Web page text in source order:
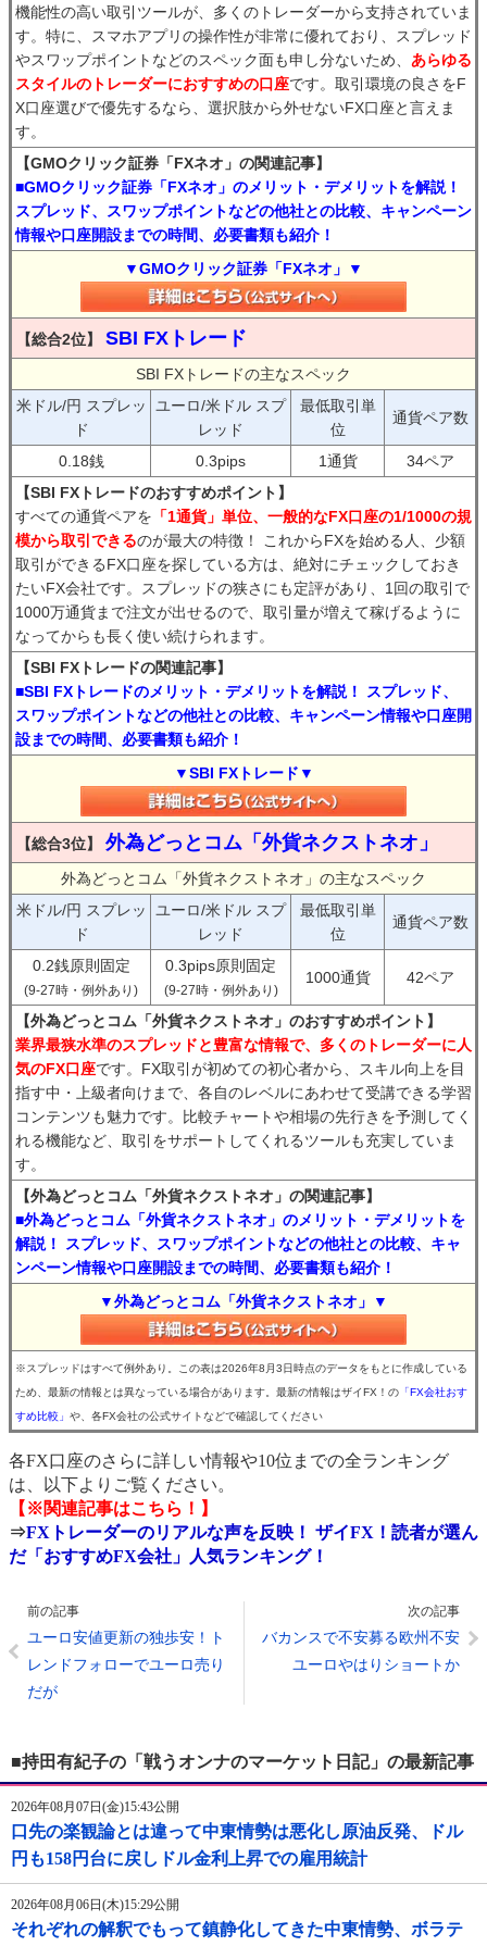
機能性の高い取引ツールが、多くのトレーダーから支持されていま
す。特に、スマホアプリの操作性が非常に優れており、スプレッド
やスワップポイントなどのスペック面も申し分ないため、 あらゆる
スタイルのトレーダーにおすすめの口座です。取引環境の良さをF
X口座選びで優先するなら、選択肢から外せないFX口座と言えま
す。
【GMOクリック証券「FXネオ」の関連記事】
■GMOクリック証券「FXネオ」のメリット・デメリットを解説！
スプレッド、スワップポイントなどの他社との比較、キャンペーン
情報や口座開設までの時間、必要書類も紹介！
▼GMOクリック証券「FXネオ」▼
【総合2位】 SBI FXトレード
SBI FXトレードの主なスペック
米ドル/円 スプレッ
ド
ユーロ/米ドル スプ
レッド
最低取引単
位
通貨ペア数
0.18銭 0.3pips 1通貨
34ペア
【SBI FXトレードのおすすめポイント】
すべての通貨ペアを 「1通貨」単位、一般的なFX口座の1/1000の規
模から取引できるのが最大の特徴！ これからFXを始める人、少額
取引ができるFX口座を探している方は、絶対にチェックしておき
たいFX会社です。スプレッドの狭さにも定評があり、1回の取引で
1000万通貨まで注文が出せるので、取引量が増えて稼げるように
なってからも長く使い続けられます。
【SBI FXトレードの関連記事】
■SBI FXトレードのメリット・デメリットを解説！ スプレッド、
スワップポイントなどの他社との比較、キャンペーン情報や口座開
設までの時間、必要書類も紹介！
▼SBI FXトレード▼
【総合3位】 外為どっとコム「外貨ネクストネオ」
外為どっとコム「外貨ネクストネオ」の主なスペック
米ドル/円 スプレッ
ド
ユーロ/米ドル スプ
レッド
最低取引単
位
通貨ペア数
0.2銭原則固定
(9-27時・例外あり)
0.3pips原則固定
(9-27時・例外あり)
1000通貨 42ペア
【外為どっとコム「外貨ネクストネオ」のおすすめポイント】
業界最狭水準のスプレッドと豊富な情報で、多くのトレーダーに人
気のFX口座です。FX取引が初めての初心者から、スキル向上を目
指す中・上級者向けまで、各自のレベルにあわせて受講できる学習
コンテンツも魅力です。比較チャートや相場の先行きを予測してく
れる機能など、取引をサポートしてくれるツールも充実していま
す。
【外為どっとコム「外貨ネクストネオ」の関連記事】
■外為どっとコム「外貨ネクストネオ」のメリット・デメリットを
解説！ スプレッド、スワップポイントなどの他社との比較、キャ
ンペーン情報や口座開設までの時間、必要書類も紹介！
▼外為どっとコム「外貨ネクストネオ」▼
※スプレッドはすべて例外あり。この表は2026年8月3日時点のデータをもとに作成している
ため、最新の情報とは異なっている場合があります。最新の情報はザイFX！の 「FX会社おす
すめ比較」 や、各FX会社の公式サイトなどで確認してください
各FX口座のさらに詳しい情報や10位までの全ランキング
は、以下よりご覧ください。
【※関連記事はこちら！】
⇒FXトレーダーのリアルな声を反映！ ザイFX！読者が選ん
だ「おすすめFX会社」人気ランキング！
前の記事
ユーロ安値更新の独歩安！ト
レンドフォローでユーロ売り
だが
次の記事
バカンスで不安募る欧州不安
ユーロやはりショートか
■持田有紀子の「戦うオンナのマーケット日記」の最新記事
2026年08月07日(金)15:43公開
口先の楽観論とは違って中東情勢は悪化し原油反発、ドル
円も158円台に戻しドル金利上昇での雇用統計
2026年08月06日(木)15:29公開
それぞれの解釈でもって鎮静化してきた中東情勢、ボラテ